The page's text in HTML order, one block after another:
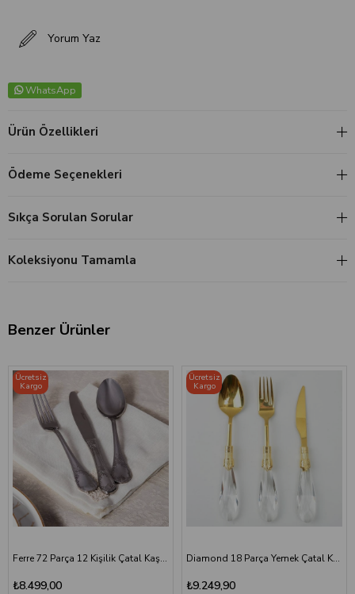
Yorum Yaz
WhatsApp
Ürün Özellikleri
Ödeme Seçenekleri
Sıkça Sorulan Sorular
Koleksiyonu Tamamla
Benzer Ürünler
Ferre 72 Parça 12 Kişilik Çatal Kaşık Bıçak Seti
₺8.499,00
Ücretsiz
Kargo
Diamond 18 Parça Yemek Çatal Kaşık Bıçak Seti | Altın Titanyum
₺9.249,90
Ücretsiz
Kargo